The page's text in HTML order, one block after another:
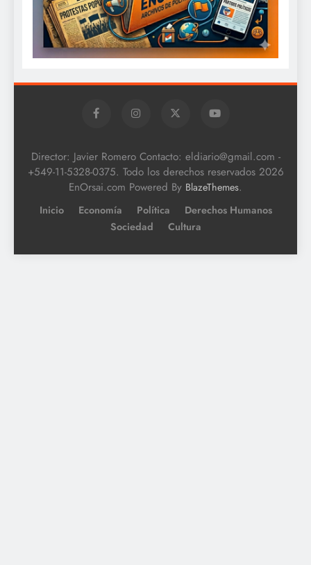
Director: Javier Romero Contacto: eldiario@gmail.com -
+549-11-5328-0375. Todo los derechos reservados 2026
EnOrsai.com Powered By BlazeThemes.
Inicio Economía Política
Derechos Humanos
Sociedad
Cultura